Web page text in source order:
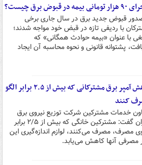
در قبوض برق چیست؟
قبوض جدید برق در سال جاری برخی
با ردیفی تازه در قبض خود مواجه شدند؛
با عنوان «بیمه حوادث همگانی» که
پشتوانه قانونی و نحوه محاسبه آن ایجاد
کاهش آمپر برق مشترکانی که بیش از ۲.۵ برابر الگو
کنند
خدمات مشترکین شرکت توزیع نیروی برق
تهران گفت: مشترکین خانگی که بیش از ۲/۵ برابر
مصرف، مصرف می‌کنند، لوازم اندازه‌گیری این
مصرفی آنها کاهش می‌یابد.